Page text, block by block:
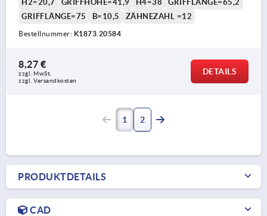
H2=20,7
GRIFFHÖHE=41,9 H4=38
GRIFFLÄNGE=65,2
GRIFFLÄNGE=75
B=10,5 ZÄHNEZAHL =12
Bestellnummer: K1873.20584
8,27 €
zzgl. MwSt.
zzgl. Versandkosten
DETAILS
1 2
PRODUKTDETAILS
CAD